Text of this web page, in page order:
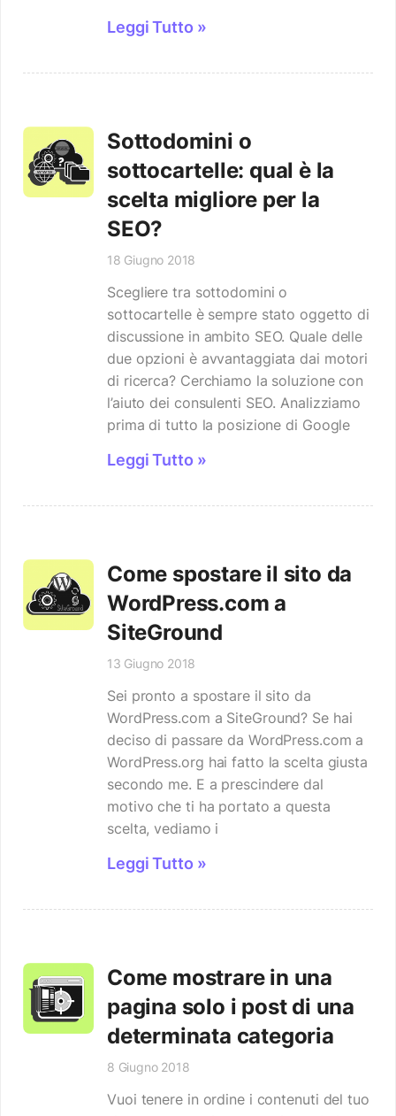
Leggi Tutto »
Sottodomini o
sottocartelle: qual è la
scelta migliore per la
SEO?
18 Giugno 2018
Scegliere tra sottodomini o
sottocartelle è sempre stato oggetto di
discussione in ambito SEO. Quale delle
due opzioni è avvantaggiata dai motori
di ricerca? Cerchiamo la soluzione con
l’aiuto dei consulenti SEO. Analizziamo
prima di tutto la posizione di Google
Leggi Tutto »
Come spostare il sito da
WordPress.com a
SiteGround
13 Giugno 2018
Sei pronto a spostare il sito da
WordPress.com a SiteGround? Se hai
deciso di passare da WordPress.com a
WordPress.org hai fatto la scelta giusta
secondo me. E a prescindere dal
motivo che ti ha portato a questa
scelta, vediamo i
Leggi Tutto »
Come mostrare in una
pagina solo i post di una
determinata categoria
8 Giugno 2018
Vuoi tenere in ordine i contenuti del tuo